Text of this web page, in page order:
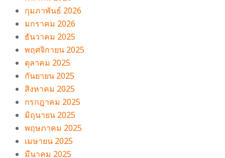
กุมภาพันธ์ 2026
มกราคม 2026
ธันวาคม 2025
พฤศจิกายน 2025
ตุลาคม 2025
กันยายน 2025
สิงหาคม 2025
กรกฎาคม 2025
มิถุนายน 2025
พฤษภาคม 2025
เมษายน 2025
มีนาคม 2025